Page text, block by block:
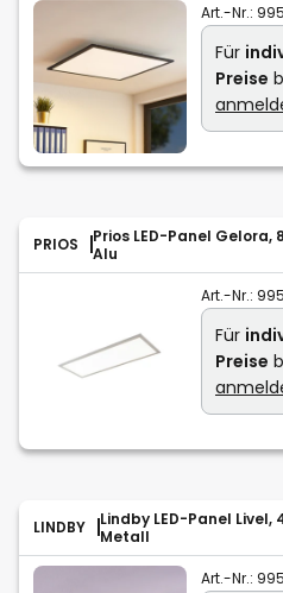
Art.-Nr.:
Für
Preise
PRIOS
Prios LED-Panel Gelora,
Alu
Art.-Nr.:
Für
Preise
LINDBY
Lindby LED-Panel Livel,
Metall
Art.-Nr.: